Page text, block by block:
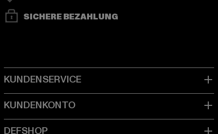
SICHERE BEZAHLUNG